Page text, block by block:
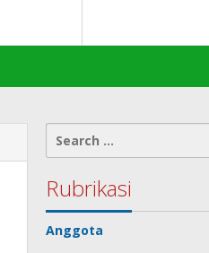
for:
Rubrikasi
Anggota